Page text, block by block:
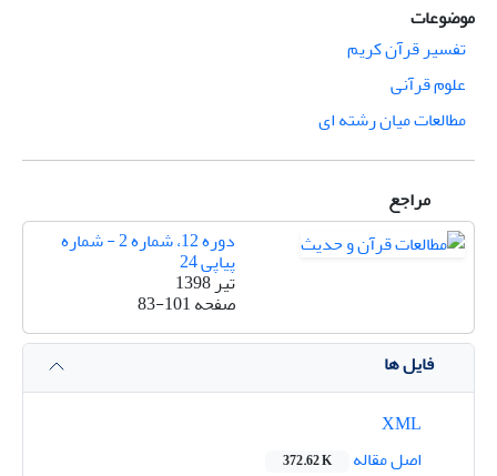
موضوعات
تفسیر قرآن کریم
علوم قرآنی
مطالعات میان رشته ای
مراجع
دوره 12، شماره 2 - شماره
پیاپی 24
تیر 1398
صفحه83-101
فایل ها
اصل مقاله
372.62 K